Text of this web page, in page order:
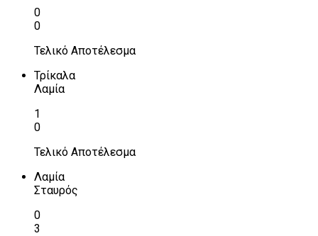
0
0
Τελικό Αποτέλεσμα
Τρίκαλα
Λαμία
1
0
Τελικό Αποτέλεσμα
Λαμία
Σταυρός
0
3